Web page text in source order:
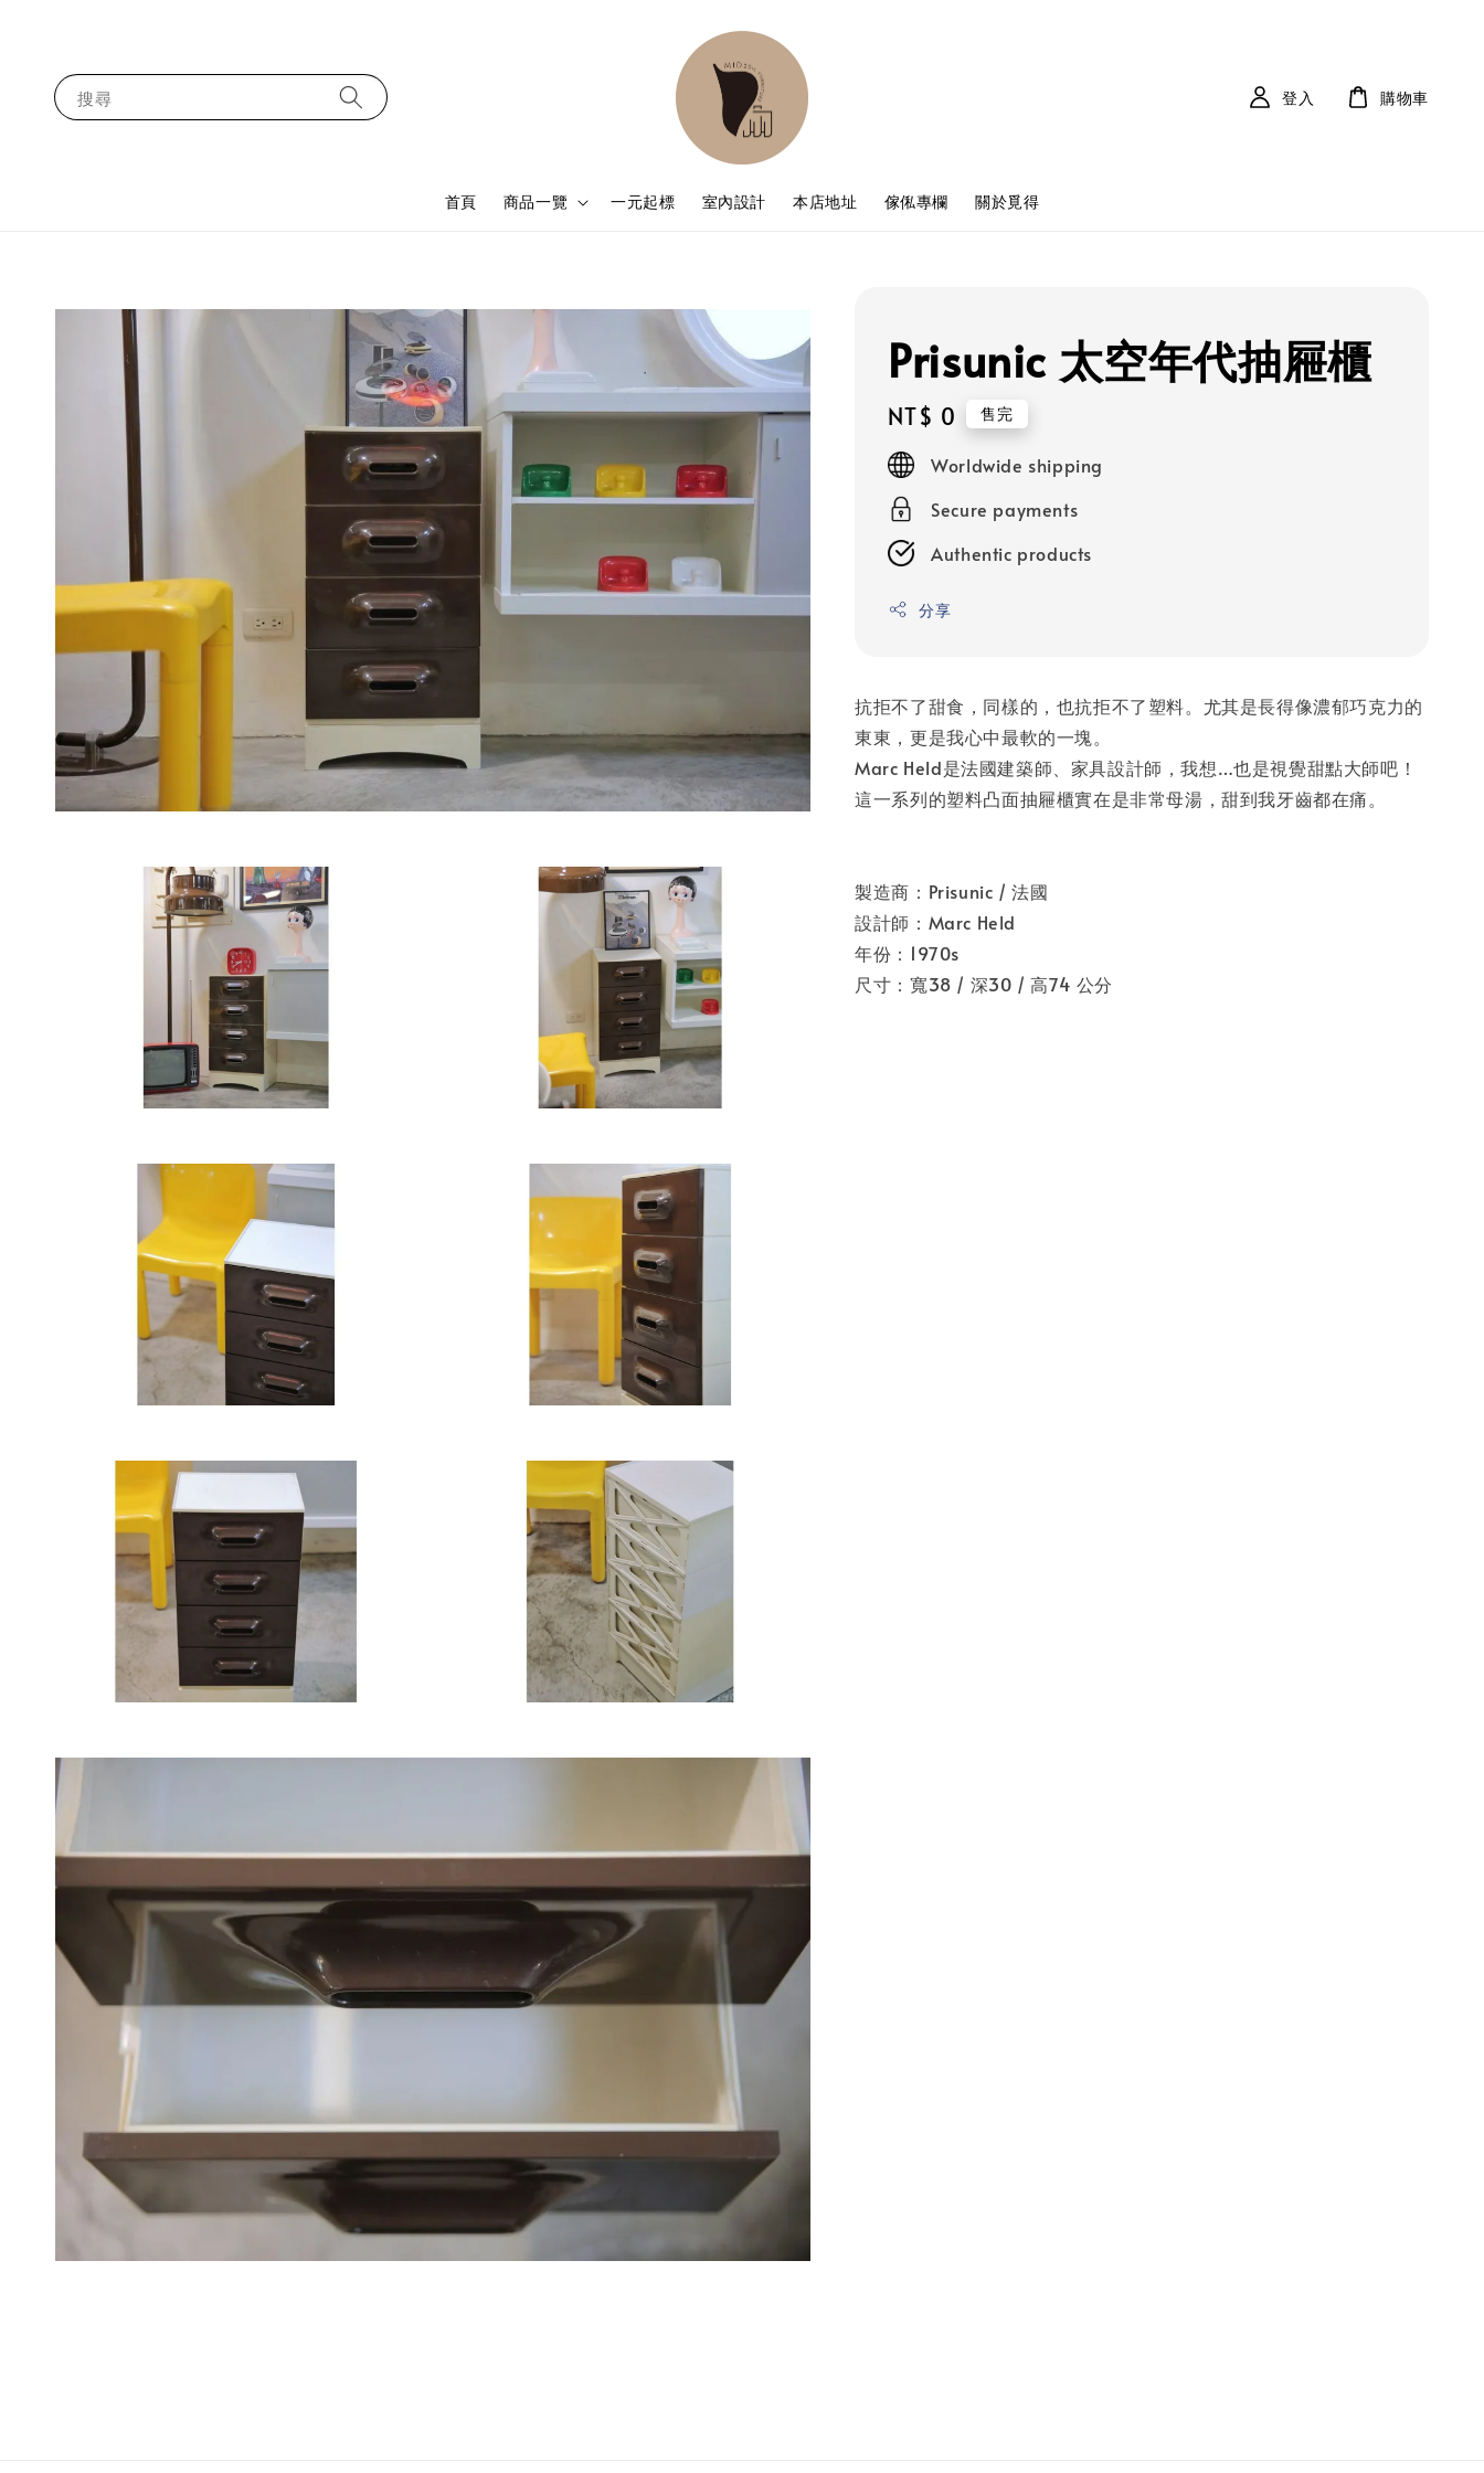
搜尋
首頁 商品一覽 一元起標 室內設計 本店地址 傢俬專欄 關於覓得
登入 購物車
Prisunic 太空年代抽屜櫃
Regular
price
NT$ 0 售完
Worldwide shipping
Secure payments
Authentic products
分享
抗拒不了甜食，同樣的，也抗拒不了塑料。尤其是長得像濃郁巧克力的
東東，更是我心中最軟的一塊。
Marc Held是法國建築師、家具設計師，我想…也是視覺甜點大師吧！
這一系列的塑料凸面抽屜櫃實在是非常母湯，甜到我牙齒都在痛。
製造商：Prisunic / 法國
設計師：Marc Held
年份：1970s
尺寸：寬38 / 深30 / 高74 公分